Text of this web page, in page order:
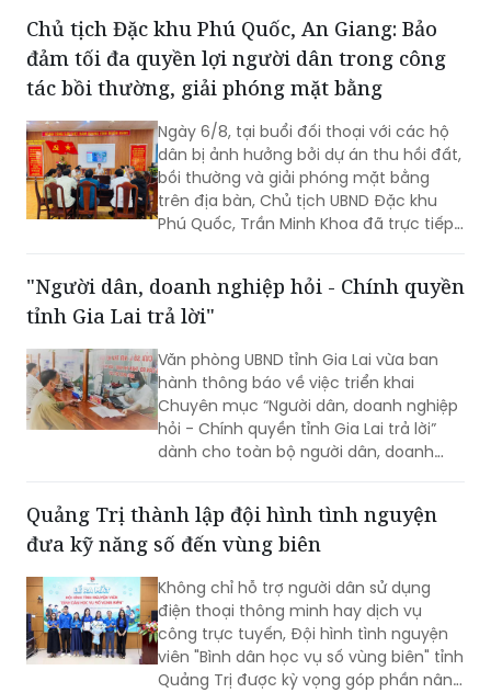
Công an, nhằm đánh giá kết quả thực
hiện, kịp thời ghi nhận những khó khăn,
vướng mắc và đề xuất các giải pháp
nâng cao chất lượng phục vụ Nhân
dân, cơ quan, tổ chức. Tiếp và làm việc
với đoàn có Đại tá Huỳnh Thanh Lâm,
Phó Giám đốc Công an tỉnh; cùng đại
diện lãnh đạo một số phòng nghiệp vụ
Công an tỉnh.
Chủ tịch Đặc khu Phú Quốc, An Giang: Bảo
đảm tối đa quyền lợi người dân trong công
tác bồi thường, giải phóng mặt bằng
Ngày 6/8, tại buổi đối thoại với các hộ
dân bị ảnh hưởng bởi dự án thu hồi đất,
bồi thường và giải phóng mặt bằng
trên địa bàn, Chủ tịch UBND Đặc khu
Phú Quốc, Trần Minh Khoa đã trực tiếp
nhằm bảo đảm tối đa quyền, lợi ích
hợp pháp của bà con.
"Người dân, doanh nghiệp hỏi - Chính quyền
tỉnh Gia Lai trả lời"
Văn phòng UBND tỉnh Gia Lai vừa ban
hành thông báo về việc triển khai
Chuyên mục “Người dân, doanh nghiệp
hỏi - Chính quyền tỉnh Gia Lai trả lời”
dành cho toàn bộ người dân, doanh
Chương trình sẽ được triển khai trong
tháng 8/2026.
Quảng Trị thành lập đội hình tình nguyện
đưa kỹ năng số đến vùng biên
Không chỉ hỗ trợ người dân sử dụng
điện thoại thông minh hay dịch vụ
công trực tuyến, Đội hình tình nguyện
viên "Bình dân học vụ số vùng biên" tỉnh
Quảng Trị được kỳ vọng góp phần nâng